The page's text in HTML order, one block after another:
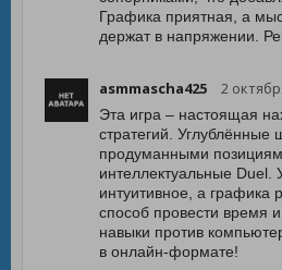
Графика приятная, а
держат в напряжении.
asmmascha425 2
Эта игра – настоящая
стратегий.
продуманными
интеллектуальные Duel.
интуитивное, а графика
способ провести время
навыки против
в онлайн-формате!